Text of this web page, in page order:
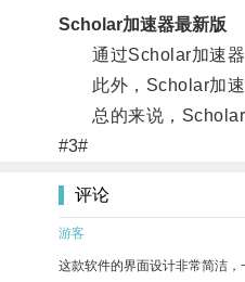
Scholar加速器最新版
通过Scholar加速器
此外，Scholar加速
总的来说，Scholar
#3#
评论
游客
这款软件的界面设计非常简洁，